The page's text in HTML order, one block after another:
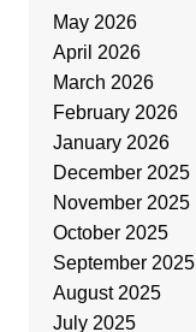
May 2026
April 2026
March 2026
February 2026
January 2026
December 2025
November 2025
October 2025
September 2025
August 2025
July 2025